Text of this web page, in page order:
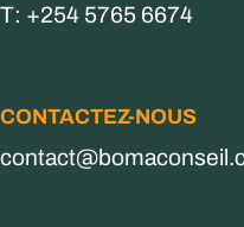
T: +254 5765 6674
CONTACTEZ-NOUS